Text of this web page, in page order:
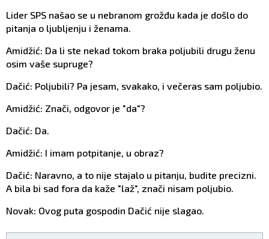
Lider SPS našao se u nebranom grožđu kada je došlo do
pitanja o ljubljenju i ženama.
Amidžić: Da li ste nekad tokom braka poljubili drugu ženu
osim vaše supruge?
Dačić: Poljubili? Pa jesam, svakako, i večeras sam poljubio.
Amidžić: Znači, odgovor je "da"?
Dačić: Da.
Amidžić: I imam potpitanje, u obraz?
Dačić: Naravno, a to nije stajalo u pitanju, budite precizni.
A bila bi sad fora da kaže "laž", znači nisam poljubio.
Novak: Ovog puta gospodin Dačić nije slagao.